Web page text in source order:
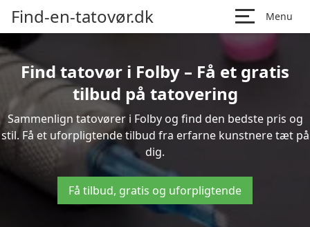
Find-en-tatovør.dk Menu
Find tatovør i Folby – Få et gratis
tilbud på tatovering
Sammenlign tatovører i Folby og find den bedste pris og
stil. Få et uforpligtende tilbud fra erfarne kunstnere tæt på
dig.
Få tilbud, gratis og uforpligtende